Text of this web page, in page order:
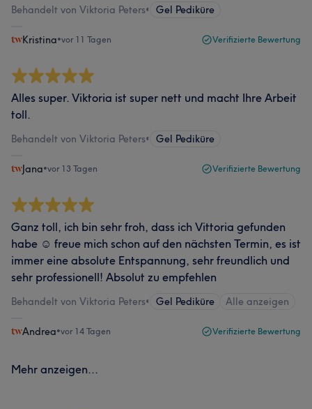
Behandelt von Viktoria Peters• Gel Pediküre
Kristina•vor 11 Tagen Verifizierte Bewertung
Alles super. Viktoria ist super nett und macht Ihre Arbeit
toll.
Behandelt von Viktoria Peters• Gel Pediküre
Jana•vor 13 Tagen Verifizierte Bewertung
Ganz toll, ich bin sehr froh, dass ich Vittoria gefunden
habe ☺️ freue mich schon auf den nächsten Termin, es ist
immer eine absolute Entspannung, sehr freundlich und
sehr professionell! Absolut zu empfehlen
Behandelt von Viktoria Peters• Gel Pediküre Alle anzeigen
Andrea•vor 14 Tagen Verifizierte Bewertung
Mehr anzeigen...